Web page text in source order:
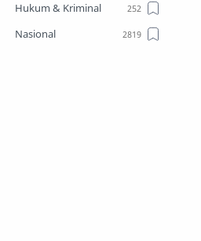
Hukum & Kriminal
Nasional